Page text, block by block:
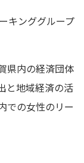
キンググループ
県内の経済団体
と地域経済の活
での女性のリー